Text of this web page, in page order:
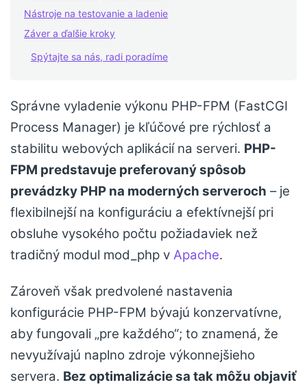
Nástroje na testovanie a ladenie
Záver a ďalšie kroky
Spýtajte sa nás, radi poradíme
Správne vyladenie výkonu PHP-FPM (FastCGI
Process Manager) je kľúčové pre rýchlosť a
stabilitu webových aplikácií na serveri. PHP-
FPM predstavuje preferovaný spôsob
prevádzky PHP na moderných serveroch – je
flexibilnejší na konfiguráciu a efektívnejší pri
obsluhe vysokého počtu požiadaviek než
tradičný modul mod_php v Apache.
Zároveň však predvolené nastavenia
konfigurácie PHP-FPM bývajú konzervatívne,
aby fungovali „pre každého“; to znamená, že
nevyužívajú naplno zdroje výkonnejšieho
servera. Bez optimalizácie sa tak môžu objaviť